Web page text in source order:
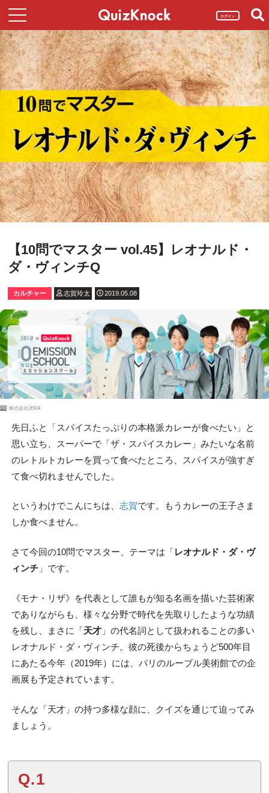
ログイン
【10問でマスター vol.45】レオナルド・
ダ・ヴィンチQ
カルチャー 志賀玲太 2019.05.08
PR 株式会社JERA
先日ふと「スパイスたっぷりの本格派カレーが食べたい」と
思い立ち、スーパーで「ザ・スパイスカレー」みたいな名前
のレトルトカレーを買って食べたところ、スパイスが強すぎ
て食べ切れませんでした。
というわけでこんにちは、 志賀です。もうカレーの王子さま
しか食べません。
さて今回の10問でマスター、テーマは「レオナルド・ダ・ヴ
ィンチ」です。
《モナ・リザ》を代表として誰もが知る名画を描いた芸術家
でありながらも、様々な分野で時代を先取りしたような功績
を残し、まさに「天才」の代名詞として扱われることの多い
レオナルド・ダ・ヴィンチ。彼の死後からちょうど500年目
にあたる今年（2019年）には、パリのルーブル美術館での企
画展も予定されています。
そんな「天才」の持つ多様な顔に、クイズを通じて迫ってみ
ましょう。
Q.1